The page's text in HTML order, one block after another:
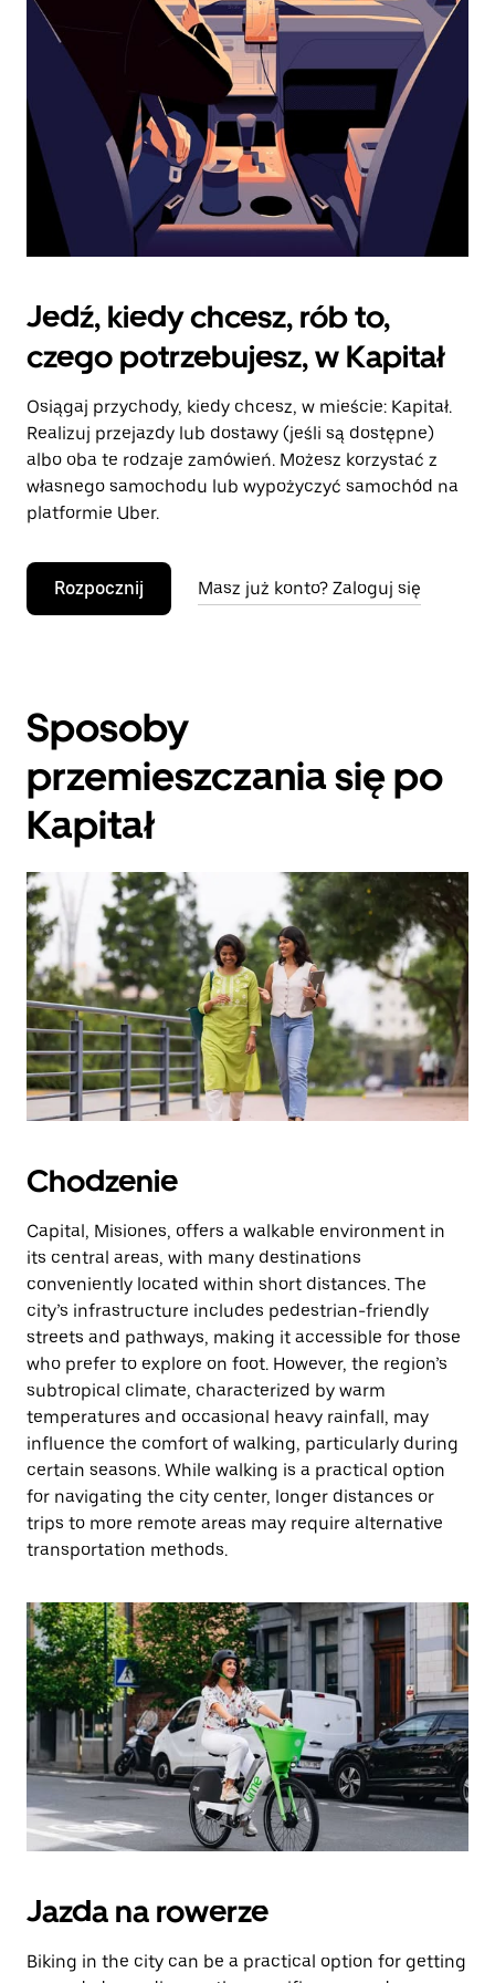
kalendarz.
Jedź, kiedy chcesz, rób to,
czego potrzebujesz, w Kapitał
Osiągaj przychody, kiedy chcesz, w mieście: Kapitał.
Realizuj przejazdy lub dostawy (jeśli są dostępne)
albo oba te rodzaje zamówień. Możesz korzystać z
własnego samochodu lub wypożyczyć samochód na
platformie Uber.
Rozpocznij Masz już konto? Zaloguj się
Sposoby
przemieszczania się po
Kapitał
Chodzenie
Capital, Misiones, offers a walkable environment in
its central areas, with many destinations
conveniently located within short distances. The
city’s infrastructure includes pedestrian-friendly
streets and pathways, making it accessible for those
who prefer to explore on foot. However, the region’s
subtropical climate, characterized by warm
temperatures and occasional heavy rainfall, may
influence the comfort of walking, particularly during
certain seasons. While walking is a practical option
for navigating the city center, longer distances or
trips to more remote areas may require alternative
transportation methods.
Jazda na rowerze
Biking in the city can be a practical option for getting